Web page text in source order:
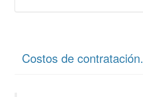
Costos de contratación.